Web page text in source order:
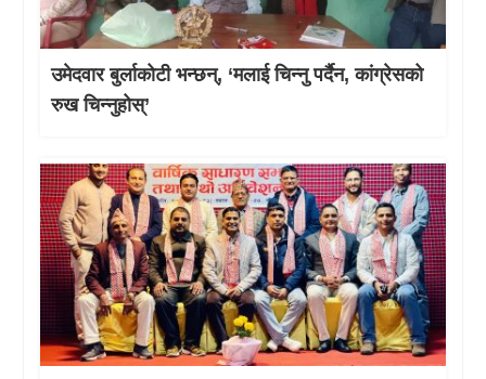
उमेदवार बुर्लाकोटी भन्छन्, ‘मलाई चिन्नु पर्दैन, कांग्रेसको
रुख चिन्नुहोस्’